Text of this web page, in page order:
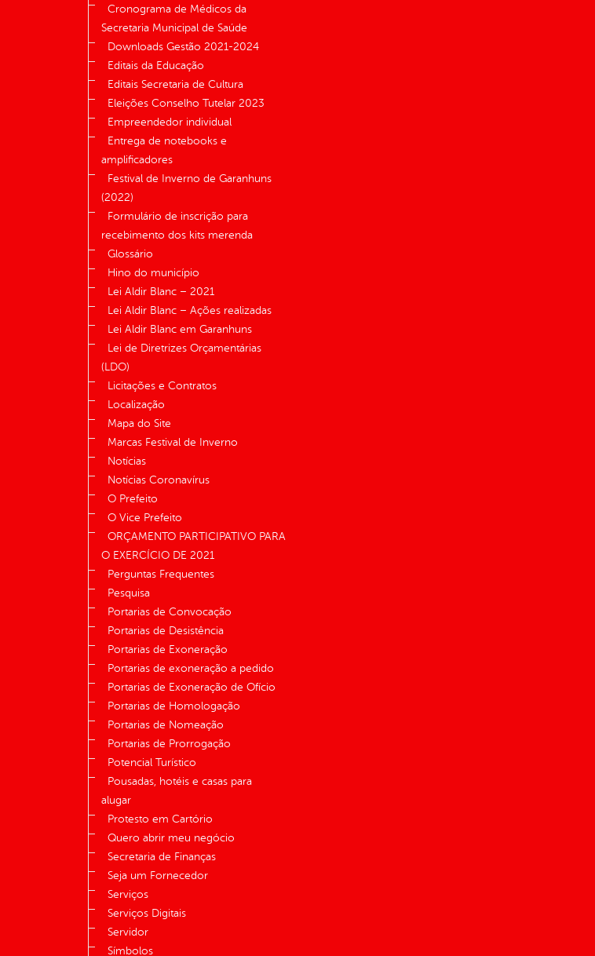
Cronograma de Médicos da
Secretaria Municipal de Saúde
Downloads Gestão 2021-2024
Editais da Educação
Editais Secretaria de Cultura
Eleições Conselho Tutelar 2023
Empreendedor individual
Entrega de notebooks e
amplificadores
Festival de Inverno de Garanhuns
(2022)
Formulário de inscrição para
recebimento dos kits merenda
Glossário
Hino do município
Lei Aldir Blanc – 2021
Lei Aldir Blanc – Ações realizadas
Lei Aldir Blanc em Garanhuns
Lei de Diretrizes Orçamentárias
(LDO)
Licitações e Contratos
Localização
Mapa do Site
Marcas Festival de Inverno
Notícias
Notícias Coronavírus
O Prefeito
O Vice Prefeito
ORÇAMENTO PARTICIPATIVO PARA
O EXERCÍCIO DE 2021
Perguntas Frequentes
Pesquisa
Portarias de Convocação
Portarias de Desistência
Portarias de Exoneração
Portarias de exoneração a pedido
Portarias de Exoneração de Ofício
Portarias de Homologação
Portarias de Nomeação
Portarias de Prorrogação
Potencial Turístico
Pousadas, hotéis e casas para
alugar
Protesto em Cartório
Quero abrir meu negócio
Secretaria de Finanças
Seja um Fornecedor
Serviços
Serviços Digitais
Servidor
Símbolos